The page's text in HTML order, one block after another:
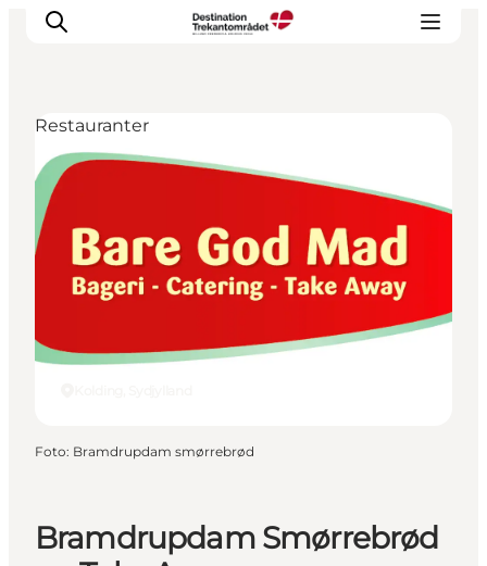
LEGOLAND® Billund Resort
Byer
Det sker
Overnatning
Planlæg din rejse
Bramdrupdam Smørrebrød
Restauranter
Foto: Bramdrupdam smørrebrød